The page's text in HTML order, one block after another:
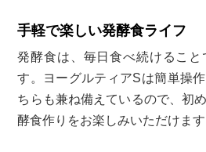
手軽で楽しい発酵食ライフ
発酵食は、毎日食べ続けること
す。ヨーグルティアSは簡単操
ちらも兼ね備えているので、初
酵食作りをお楽しみいただけます